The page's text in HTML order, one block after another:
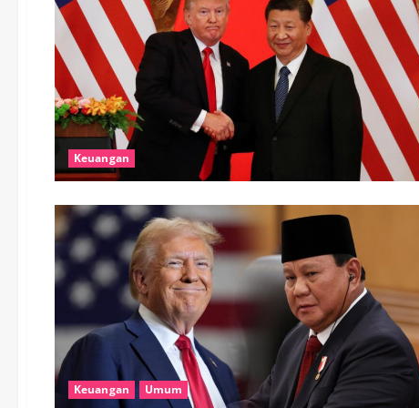
Keuangan
Keuangan Umum